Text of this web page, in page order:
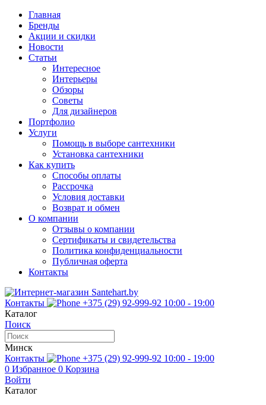
Главная
Бренды
Акции и скидки
Новости
Статьи
Интересное
Интерьеры
Обзоры
Советы
Для дизайнеров
Портфолио
Услуги
Помощь в выборе сантехники
Установка сантехники
Как купить
Способы оплаты
Рассрочка
Условия доставки
Возврат и обмен
О компании
Отзывы о компании
Сертификаты и свидетельства
Политика конфиденциальности
Публичная оферта
Контакты
Контакты +375 (29) 92-999-92 10:00 - 19:00
Каталог
Поиск
Минск
Контакты
+375 (29) 92-999-92 10:00 - 19:00
0 Избранное 0 Корзина
Войти
Каталог